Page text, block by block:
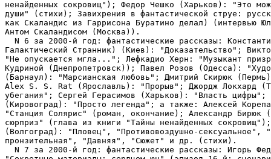
ненайденных сокровищ"); Федор Чешко (Харьков): "Это
души" (стихи); Завихрения в фантастической струе:
как Скаландис из Гаррисона Буратино делал) (интервью
Антом Скаландисом (Москва)).
N 6 за 2000-й год: фантастические рассказы:
Галактический Странник) (Киев): "Доказательство";
"Не опускается мгла..."; Лефкадио Херн: "Музыкант
Кудриной (Днепропетровск)); Павел Розов (Одесса):
(Барнаул): "Марсианская любовь"; Дмитрий Скирюк
Alex S. S. Rat (Ярославль): "Прорыв"; Джордж Локхард
убегания"; Сергей Герасимов (Харьков): "Власть цифры";
(Кировоград): "Просто легенда"; а также: Алексей
"Станция Солярис" (роман, окончание); Александр Бирюк
сюрприз" (глава из книги "Тайны ненайденных
(Волгоград): "Пловец", "Противовоздушно-сексуальное",
пронзительная", "Давняя", "Сюжет" и др. (стихи).
N 7 за 2000-й год: фантастические рассказы: Игорь